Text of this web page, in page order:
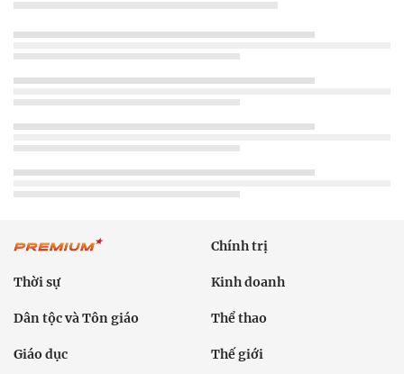
Chính trị
Thời sự Kinh doanh
Dân tộc và Tôn giáo Thể thao
Giáo dục Thế giới